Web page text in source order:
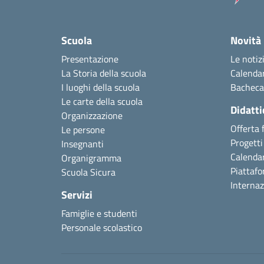
Scuola
Presentazione
La Storia della scuola
I luoghi della scuola
Le carte della scuola
Organizzazione
Le persone
Insegnanti
Organigramma
Scuola Sicura
Servizi
Famiglie e studenti
Personale scolastico
Novità
Le
Offerta